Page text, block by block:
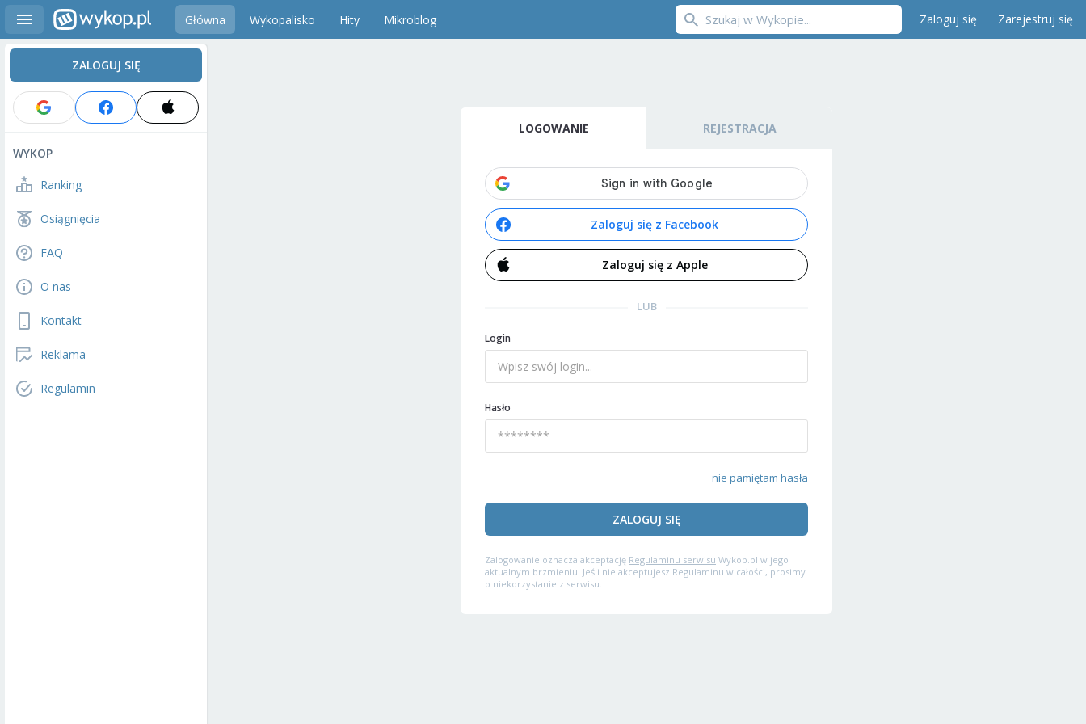
Główna Wykopalisko Hity Mikroblog Zaloguj się Zarejestruj się
ZALOGUJ SIĘ
WYKOP
Ranking
Osiągnięcia
FAQ
O nas
Kontakt
Reklama
Regulamin
LOGOWANIE REJESTRACJA
Zaloguj się z Facebook
Zaloguj się z Apple
LUB
Login
Hasło
nie pamiętam hasła
ZALOGUJ SIĘ
Zalogowanie oznacza akceptację Regulaminu serwisu Wykop.pl w jego
aktualnym brzmieniu. Jeśli nie akceptujesz Regulaminu w całości, prosimy
o niekorzystanie z serwisu.